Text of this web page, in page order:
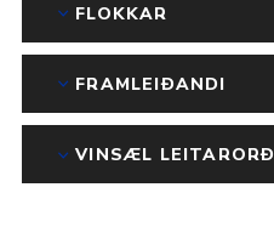
FLOKKAR
FRAMLEIÐANDI
VINSÆL LEITARORÐ